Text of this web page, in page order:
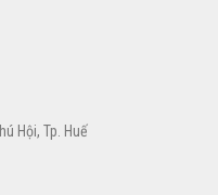
Hội, Tp. Huế